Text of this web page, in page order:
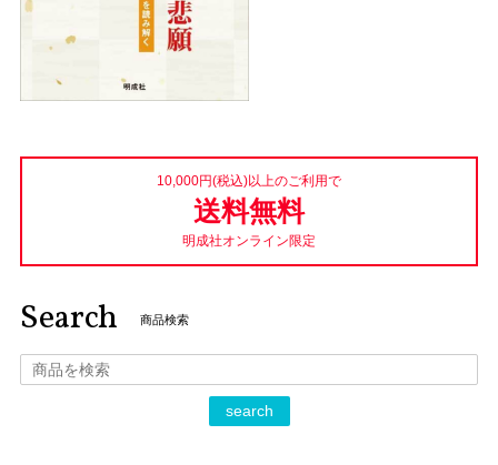
10,000円(税込)以上のご利用で
送料無料
明成社オンライン限定
Search 商品検索
search